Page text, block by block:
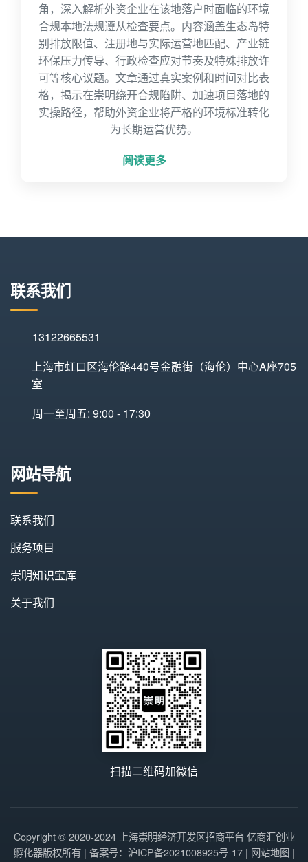
角，深入解析外资企业在该地落户时面临的环境
合规本地法规遵从检查要点。内容涵盖生态岛特
别排放限值、注册地与实际运营地匹配、产业链
环保压力传导、行政检查应对节奏及特殊排放许
可等核心议题。文章通过真实案例和时间对比表
格，揭示在崇明绕开合规陷阱、加速项目落地的
实操路径，帮助外资企业将严格的环境标准转化
为长期运营优势。
阅读更多
联系我们
13122665531
上海市虹口区海伦路440号金融街（海伦）中心A座705
室
周一至周五: 9:00 - 17:30
网站导航
联系我们
服务项目
崇明知识宝库
关于我们
扫描二维码加微信
Copyright © 2020-2024 上海崇明经济开发区招商平台 亿商汇创业
孵化器版权所有 | 备案号： 沪ICP备2021008925号-17| 网站地图|